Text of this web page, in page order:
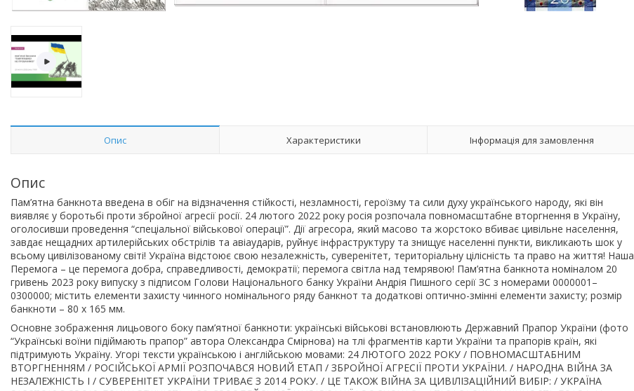
Опис Характеристики Інформація для замовлення
Опис
Пам’ятна банкнота введена в обіг на відзначення стійкості, незламності, героїзму та сили духу українського народу, які він
виявляє у боротьбі проти збройної агресії росії. 24 лютого 2022 року росія розпочала повномасштабне вторгнення в Україну,
оголосивши проведення “спеціальної військової операції”. Дії агресора, який масово та жорстоко вбиває цивільне населення,
завдає нещадних артилерійських обстрілів та авіаударів, руйнує інфраструктуру та знищує населенні пункти, викликають шок у
всьому цивілізованому світі! Україна відстоює свою незалежність, суверенітет, територіальну цілісність та право на життя! Наша
Перемога – це перемога добра, справедливості, демократії; перемога світла над темрявою! Пам’ятна банкнота номіналом 20
гривень 2023 року випуску з підписом Голови Національного банку України Андрія Пишного серії ЗС з номерами 0000001–
0300000; містить елементи захисту чинного номінального ряду банкнот та додаткові оптично-змінні елементи захисту; розмір
банкноти – 80 x 165 мм.
Основне зображення лицьового боку пам’ятної банкноти: українські військові встановлюють Державний Прапор України (фото
“Українські воїни підіймають прапор” автора Олександра Смірнова) на тлі фрагментів карти України та прапорів країн, які
підтримують Україну. Угорі тексти українською і англійською мовами: 24 ЛЮТОГО 2022 РОКУ / ПОВНОМАСШТАБНИМ
ВТОРГНЕННЯМ / РОСІЙСЬКОЇ АРМІЇ РОЗПОЧАВСЯ НОВИЙ ЕТАП / ЗБРОЙНОЇ АГРЕСІЇ ПРОТИ УКРАЇНИ. / НАРОДНА ВІЙНА ЗА
НЕЗАЛЕЖНІСТЬ І / СУВЕРЕНІТЕТ УКРАЇНИ ТРИВАЄ З 2014 РОКУ. / ЦЕ ТАКОЖ ВІЙНА ЗА ЦИВІЛІЗАЦІЙНИЙ ВИБІР: / УКРАЇНА